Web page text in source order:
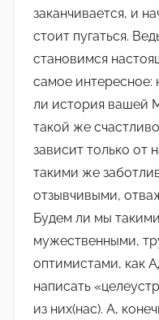
заканчивается, и
стоит пугаться.
становимся
самое интересное:
ли история вашей
такой же
зависит только от
такими же
отзывчивыми,
Будем ли мы
мужественными,
оптимистами, как
написать
из них(нас). А,